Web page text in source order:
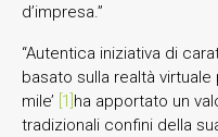
d’impresa.”
“Autentica iniziativa di
basato sulla realtà
mile’ [1] ha apportato un
tradizionali confini della